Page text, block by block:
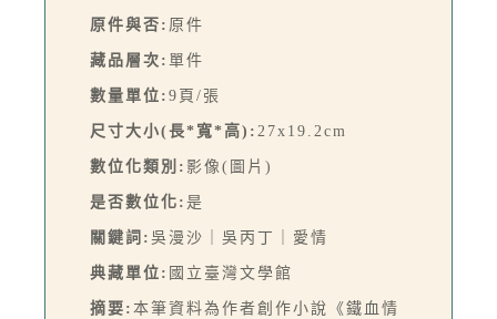
原件與否: 原件
藏品層次: 單件
數量單位: 9頁/張
尺寸大小(長*寬*高): 27x19.2cm
數位化類別: 影像(圖片)
是否數位化: 是
關鍵詞: 吳漫沙｜吳丙丁｜愛情
典藏單位: 國立臺灣文學館
摘要: 本筆資料為作者創作小說《鐵血情